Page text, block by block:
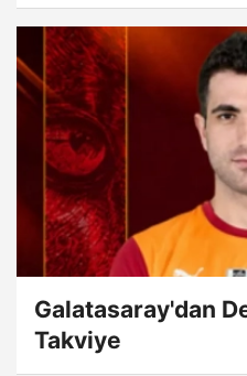
Galatasaray'dan
Takviye